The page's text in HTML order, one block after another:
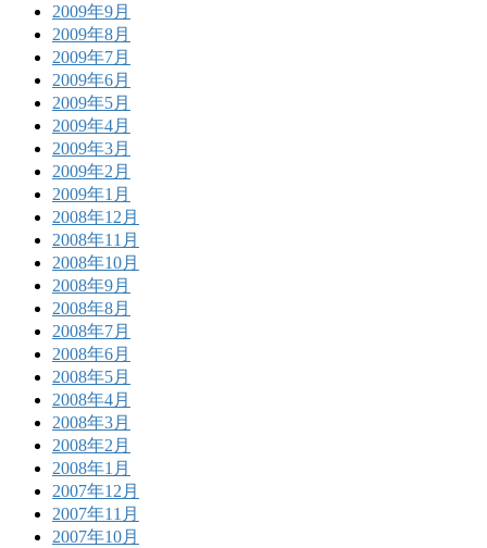
2009年9月
2009年8月
2009年7月
2009年6月
2009年5月
2009年4月
2009年3月
2009年2月
2009年1月
2008年12月
2008年11月
2008年10月
2008年9月
2008年8月
2008年7月
2008年6月
2008年5月
2008年4月
2008年3月
2008年2月
2008年1月
2007年12月
2007年11月
2007年10月